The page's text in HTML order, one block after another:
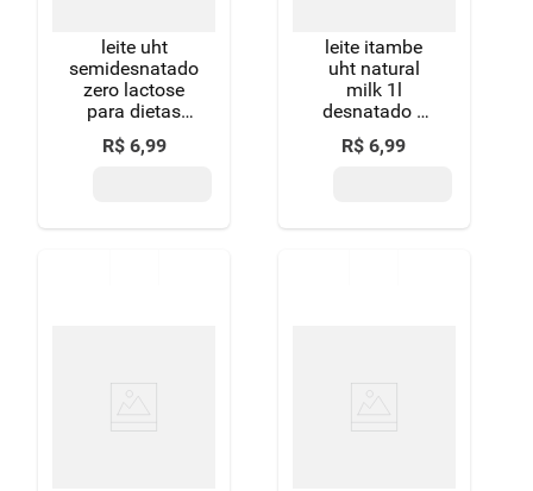
leite uht
semidesnatado
zero lactose
para dietas
com restrição
de lactose
R$ 6,99
leite itambe
uht natural
milk 1l
desnatado e
+fresco sem
estabilizantes
R$ 6,99